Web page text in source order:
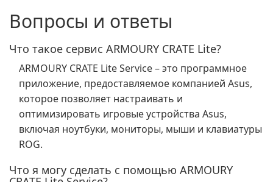
Вопросы и ответы
Что такое сервис ARMOURY CRATE Lite?
ARMOURY CRATE Lite Service – это программное
приложение, предоставляемое компанией Asus,
которое позволяет настраивать и
оптимизировать игровые устройства Asus,
включая ноутбуки, мониторы, мыши и клавиатуры
ROG.
Что я могу сделать с помощью ARMOURY